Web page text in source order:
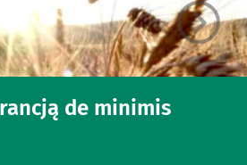
de minimis